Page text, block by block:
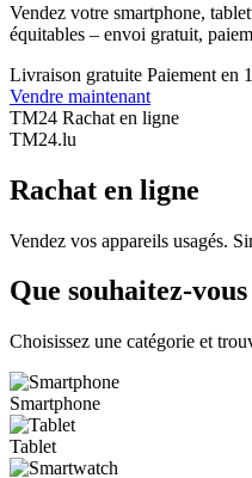
Vendez votre smartphone,
équitables – envoi gratuit,
Livraison gratuite Paiement en
Vendre maintenant
TM24 Rachat en ligne
TM24.lu
Rachat en ligne
Vendez vos appareils usagés.
Que souhaitez-
Choisissez une catégorie et
Smartphone
Tablet